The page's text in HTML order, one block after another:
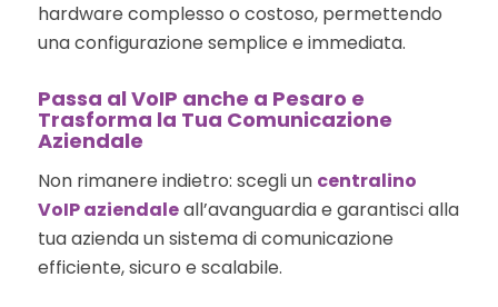
hardware complesso o costoso, permettendo
una configurazione semplice e immediata.
Passa al VoIP anche a Pesaro e
Trasforma la Tua Comunicazione
Aziendale
Non rimanere indietro: scegli un centralino
VoIP aziendaleall’avanguardia e garantisci alla
tua azienda un sistema di comunicazione
efficiente, sicuro e scalabile.